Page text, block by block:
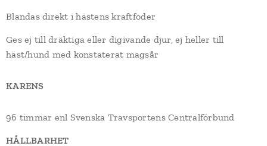
Blandas direkt i hästens kraftfoder
Ges ej till dräktiga eller digivande djur, ej heller till
häst/hund med konstaterat magsår
KARENS
96 timmar enl Svenska Travsportens Centralförbund
HÅLLBARHET